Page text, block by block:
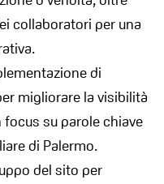
collaboratori per una
di
migliorare la visibilità
su parole chiave
di Palermo.
del sito per